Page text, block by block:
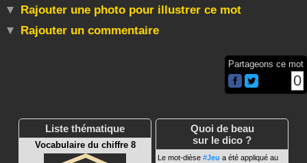
Rajouter une photo pour illustrer ce mot
Rajouter un commentaire
Partageons ce mot
0
Liste thématique
Vocabulaire du chiffre 8
Quoi de beau
sur le dico ?
Le mot-dièse #Jeu a été appliqué au